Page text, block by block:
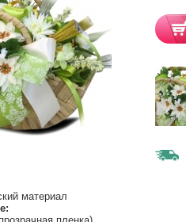
материал